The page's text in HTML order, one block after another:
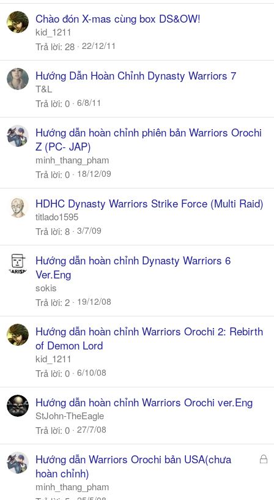
Chào đón X-mas cùng box DS&OW!
kid_1211
Trả lời 28 22/12/11
Hướng Dẫn Hoàn Chỉnh Dynasty Warriors 7
T&L
Trả lời 0 6/8/11
Hướng dẫn hoàn chỉnh phiên bản Warriors Orochi
Z (PC- JAP)
minh_thang_pham
Trả lời 0 18/12/09
HDHC Dynasty Warriors Strike Force (Multi Raid)
titlado1595
Trả lời 8 3/7/09
Hướng dẫn hoàn chỉnh Dynasty Warriors 6
Ver.Eng
sokis
Trả lời 2 19/12/08
Hướng dẫn hoàn chỉnh Warriors Orochi 2: Rebirth
of Demon Lord
kid_1211
Trả lời 0 6/10/08
Hướng dẫn hoàn chỉnh Warriors Orochi ver.Eng
StJohn-TheEagle
Trả lời 0 27/7/08
Đ
Hướng dẫn Warriors Orochi bản USA(chưa
hoàn chỉnh)
minh_thang_pham